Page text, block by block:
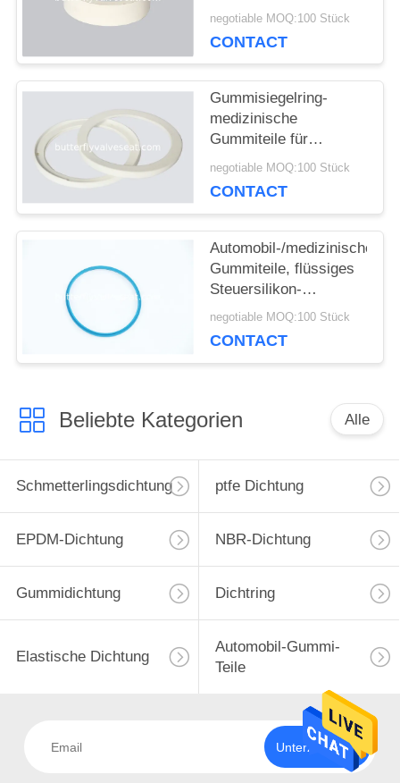
SIE
ZITAT
SITEMAP
PRIVACY
POLICY
für medizinisches und
negotiable MOQ:100 Stück
CONTACT
Gummisiegelring-
medizinische
Gummiteile für
medizinische
fertigten Farbe
negotiable MOQ:100 Stück
CONTACT
Automobil-/medizinische
Gummiteile, flüssiges
Steuersilikon-
medizinische Geräte
negotiable MOQ:100 Stück
CONTACT
Beliebte Kategorien Alle
Schmetterlingsdichtung ptfe Dichtung
EPDM-Dichtung NBR-Dichtung
Gummidichtung Dichtring
Elastische Dichtung
Automobil-Gummi-
Teile
Unterzeichnen